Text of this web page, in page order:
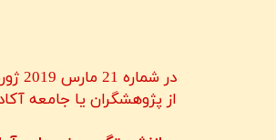
از پژوهشگران یا جامعه